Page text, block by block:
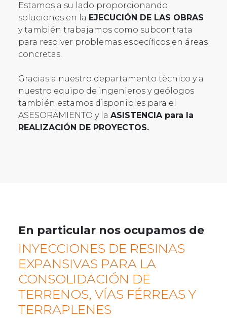
Estamos a su lado proporcionando
soluciones en la EJECUCIÓN DE LAS OBRAS
y también trabajamos como subcontrata
para resolver problemas específicos en áreas
concretas.
Gracias a nuestro departamento técnico y a
nuestro equipo de ingenieros y geólogos
también estamos disponibles para el
ASESORAMIENTO y la ASISTENCIA para la
REALIZACIÓN DE PROYECTOS.
En particular nos ocupamos de
INYECCIONES DE RESINAS
EXPANSIVAS PARA LA
CONSOLIDACIÓN DE
TERRENOS, VÍAS FÉRREAS Y
TERRAPLENES